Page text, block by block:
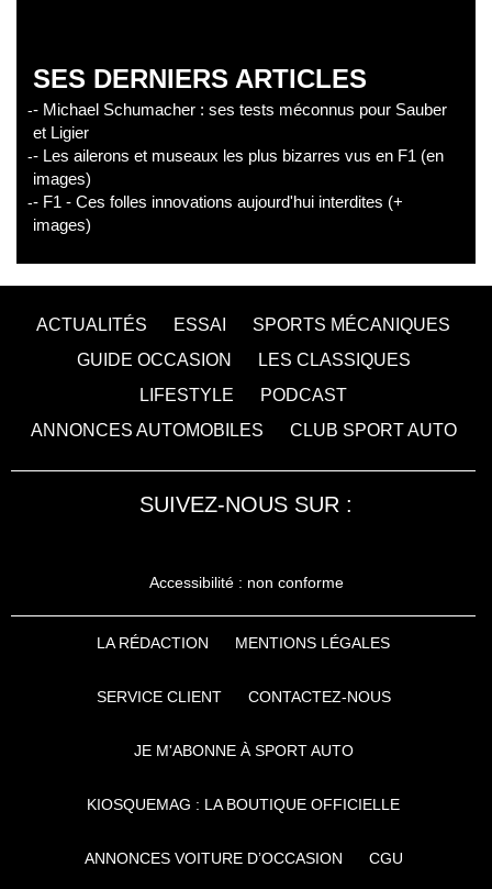
SES DERNIERS ARTICLES
- Michael Schumacher : ses tests méconnus pour Sauber
et Ligier
- Les ailerons et museaux les plus bizarres vus en F1 (en
images)
- F1 - Ces folles innovations aujourd'hui interdites (+
images)
ACTUALITÉS ESSAI
SPORTS MÉCANIQUES
GUIDE OCCASION
LES CLASSIQUES
LIFESTYLE
PODCAST
ANNONCES AUTOMOBILES
CLUB SPORT AUTO
SUIVEZ-NOUS SUR :
Accessibilité : non conforme
LA RÉDACTION MENTIONS LÉGALES
SERVICE CLIENT CONTACTEZ-NOUS
JE M'ABONNE À SPORT AUTO
KIOSQUEMAG : LA BOUTIQUE OFFICIELLE
ANNONCES VOITURE D’OCCASION CGU